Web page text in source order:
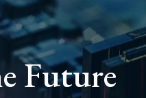
Future